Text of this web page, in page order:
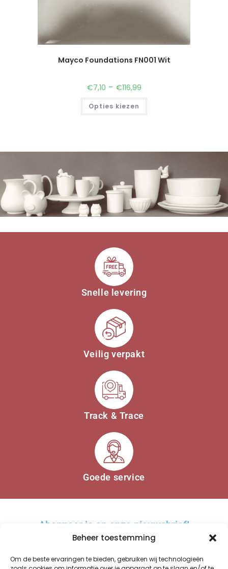
Beheer toestemming
Om de beste ervaringen te bieden, gebruiken wij technologieën
Mayco Foundations FN001 Wit
€7,10 - €116,99
Opties kiezen
Snelle levering
Veilig verpakt
Track & Trace
Goede service
Abonneer je op onze nieuwsbrief!